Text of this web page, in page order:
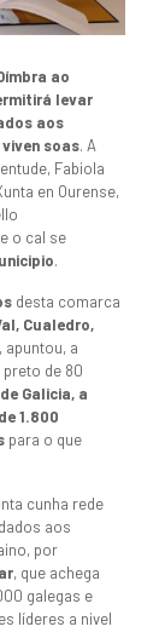
ao
levar
aos
soas. A
Fabiola
en Ourense,
o cal se
.
desta comarca
Cualedro,
apuntou, a
preto de 80
Galicia, a
1.800
para o que
cunha rede
aos
por
, que achega
galegas e
líderes a nivel